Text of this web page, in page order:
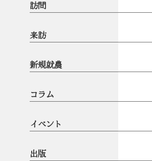
訪問
来訪
新規就農
コラム
イベント
出版